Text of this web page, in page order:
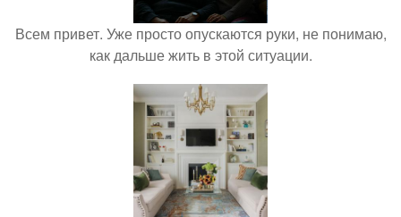
Всем привет. Уже просто опускаются руки, не понимаю,
как дальше жить в этой ситуации.